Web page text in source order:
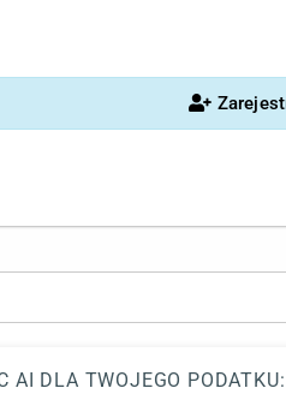
AI DLA TWOJEGO PODATKU: